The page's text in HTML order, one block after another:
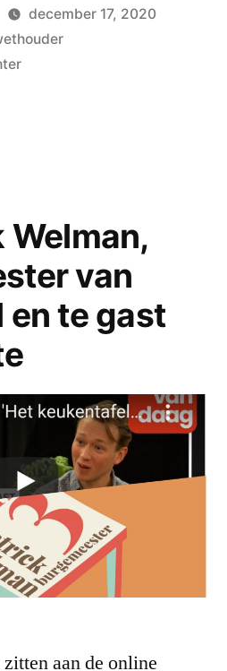
december 17, 2020
op
van
en te gast
aan de online